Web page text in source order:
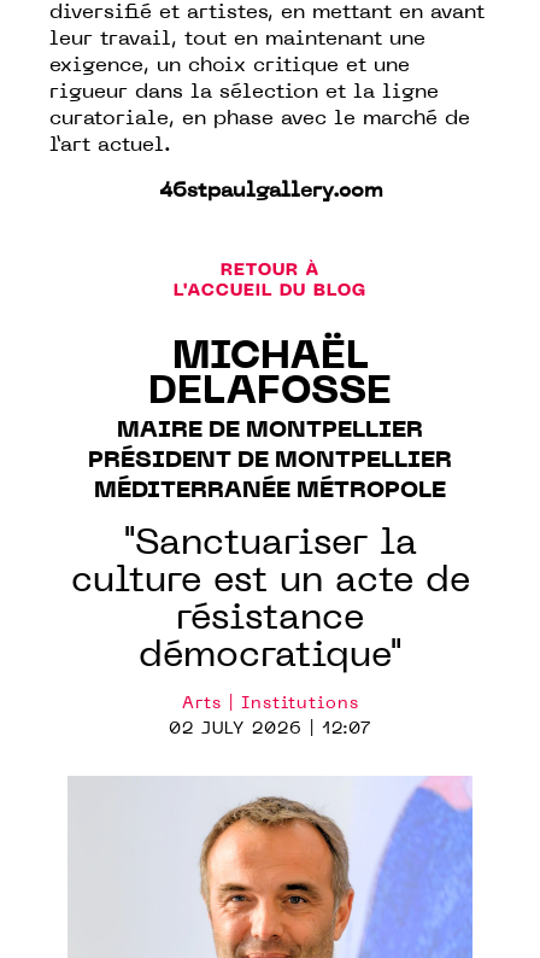
diversifié et artistes, en mettant en avant
leur travail, tout en maintenant une
exigence, un choix critique et une
rigueur dans la sélection et la ligne
curatoriale, en phase avec le marché de
l’art actuel.
46stpaulgallery.com
RETOUR À
L'ACCUEIL DU BLOG
MICHAËL
DELAFOSSE
MAIRE DE MONTPELLIER
PRÉSIDENT DE MONTPELLIER
MÉDITERRANÉE MÉTROPOLE
"Sanctuariser la
culture est un acte de
résistance
démocratique"
Arts | Institutions
02 JULY 2026 | 12:07